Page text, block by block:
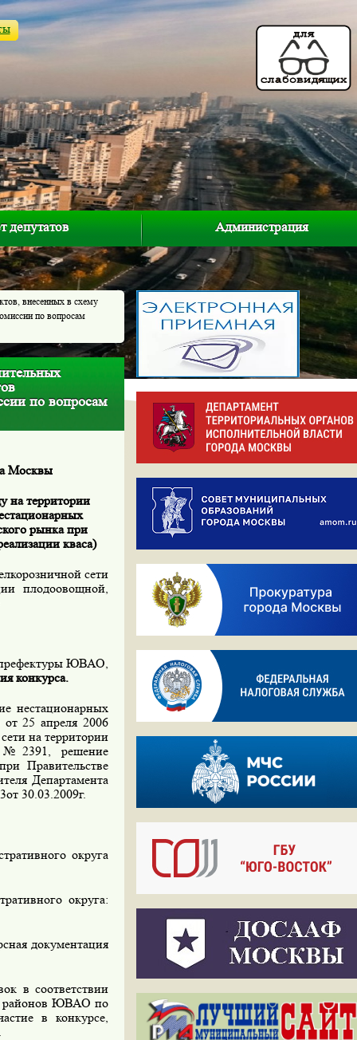
депутатов Администрация
внесенных в схему
по вопросам
по вопросам
Москвы
на территории
рынка при
кваса)
сети
плодоовощной,
префектуры ЮВАО,
конкурса.
нестационарных
от 25 апреля 2006
на территории
№2391, решение
Правительстве
Департамента
30.03.2009г.
округа
округа:
документация
в соответствии
районов ЮВАО по
в конкурсе,